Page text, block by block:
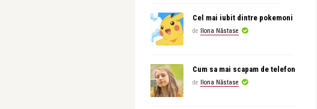
Cel mai iubit dintre pokemoni
de Ilona Năstase
Cum sa mai scapam de telefon
de Ilona Năstase